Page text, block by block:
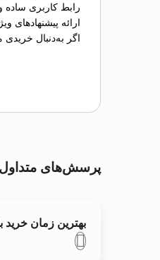
رابط کاربری ساده
ارائه پیشنهادهای
اگر به‌دنبال
پرسش‌های متداول
بهترین زمان